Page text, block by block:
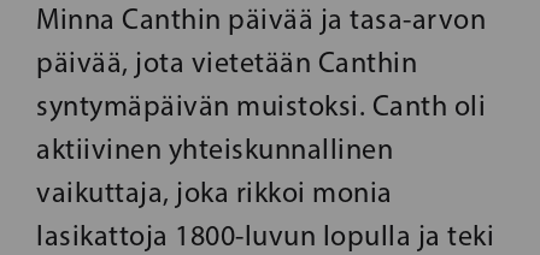
Minna Canthin päivää ja tasa-arvon
päivää, jota vietetään Canthin
syntymäpäivän muistoksi. Canth oli
aktiivinen yhteiskunnallinen
vaikuttaja, joka rikkoi monia
lasikattoja 1800-luvun lopulla ja teki